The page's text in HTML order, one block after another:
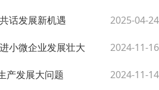
话发展新机遇 2025-04-24
小微企业发展壮大 2024-11-16
产发展大问题 2024-11-14